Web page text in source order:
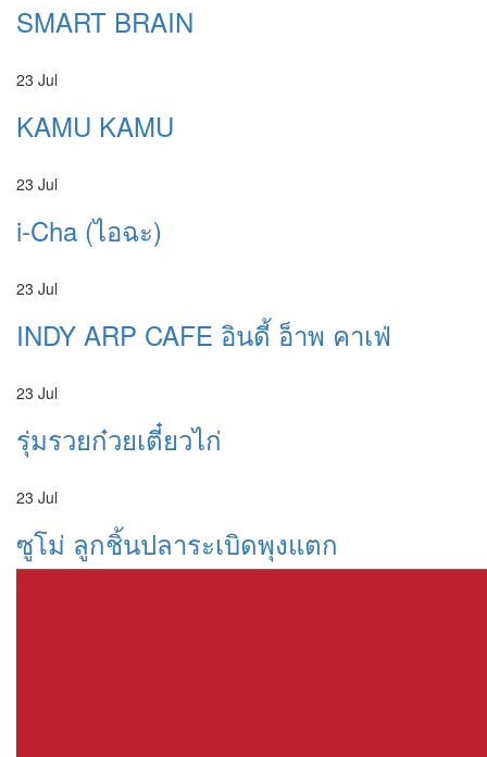
SMART BRAIN
23 Jul
KAMU KAMU
23 Jul
i-Cha (ไอฉะ)
23 Jul
INDY ARP CAFE อินดี้ อ็าพ คาเฟ่
23 Jul
รุ่มรวยก๋วยเตี๋ยวไก่
23 Jul
ซูโม่ ลูกชิ้นปลาระเบิดพุงแตก